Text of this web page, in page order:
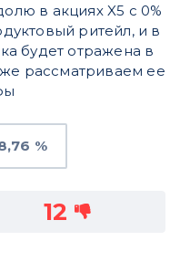
в акциях X5 с 0%
ритейл, и в
будет отражена в
рассматриваем ее
%
12